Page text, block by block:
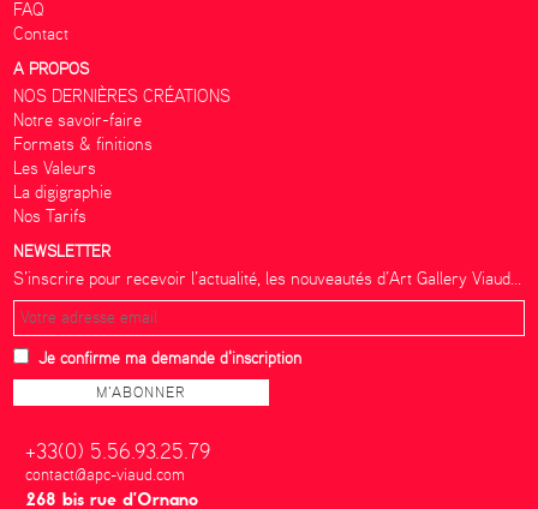
FAQ
Contact
A PROPOS
NOS DERNIÈRES CRÉATIONS
Notre savoir-faire
Formats & finitions
Les Valeurs
La digigraphie
Nos Tarifs
NEWSLETTER
S’inscrire pour recevoir l’actualité, les nouveautés d’Art Gallery Viaud...
Je confirme ma demande d'inscription
+33(0) 5.56.93.25.79
contact@apc-viaud.com
268 bis rue d’Ornano